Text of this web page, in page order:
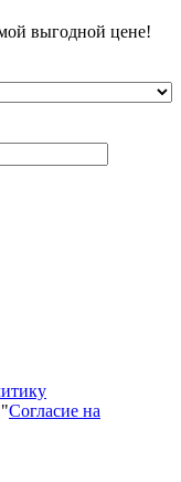
выгодной цене!
Согласие на